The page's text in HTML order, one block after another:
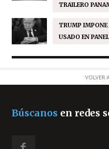
TRAILERO
TRUMP IMPONE
USADO EN
VOLVER
Búscanos en redes